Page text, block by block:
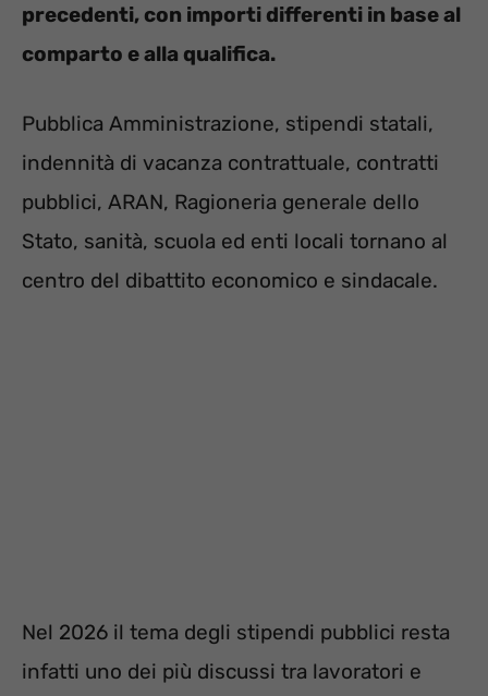
precedenti, con importi differenti in base al
comparto e alla qualifica.
Pubblica Amministrazione, stipendi statali,
indennità di vacanza contrattuale, contratti
pubblici, ARAN, Ragioneria generale dello
Stato, sanità, scuola ed enti locali tornano al
centro del dibattito economico e sindacale.
Nel 2026 il tema degli stipendi pubblici resta
infatti uno dei più discussi tra lavoratori e